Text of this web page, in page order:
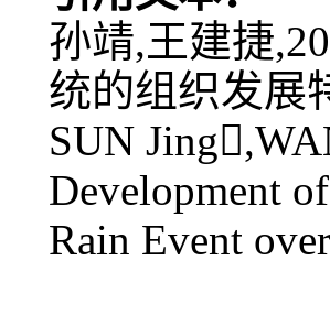
孙靖,王建捷
统的组织发展
SUN
Development
Rain Event